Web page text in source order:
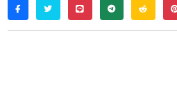
facebooktwitterline telegramreddit